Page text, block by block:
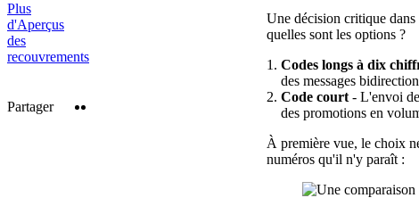
Une décision critique
quelles sont les options ?
Codes longs à dix
des messages
Code court- L'envoi de
des promotions en
À première vue, le choix
numéros qu'il n'y paraît :
Plus
d'Aperçus
des
recouvrements
Partager